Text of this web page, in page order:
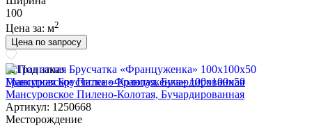
100
Цена за: м2
Цена по запросу
Под заказ
Гранитная Брусчатка «Француженка» 100х100x50
Мансуровское Пилено-Колотая, Бучардированная
Артикул: 1250668
Месторождение